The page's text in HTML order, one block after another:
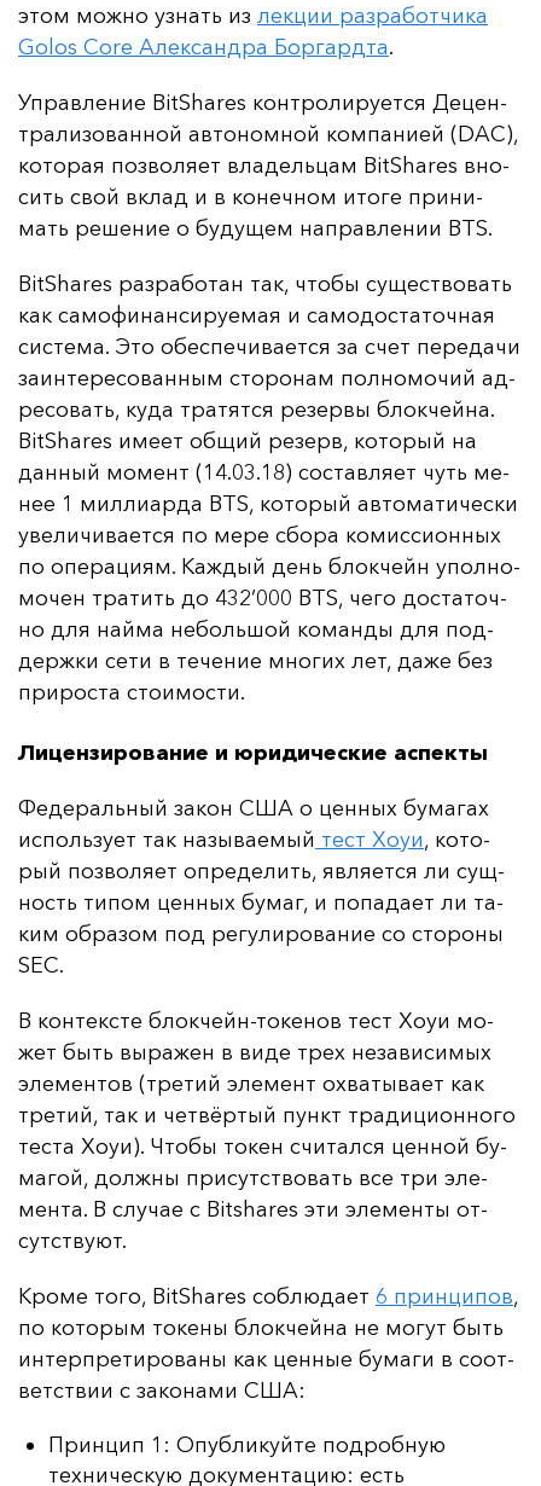
этом мож­но уз­нать из лек­ции раз­ра­бот­чи­ка
Golos Core Алек­сан­дра Бор­гар­дта.
Уп­рав­ле­ние BitShares кон­тро­ли­ру­ет­ся Де­цен­
тра­ли­зо­ван­ной ав­то­ном­ной ком­па­ни­ей (DAC),
ко­то­рая поз­во­ля­ет вла­дель­цам BitShares вно­
сить свой вклад и в ко­неч­ном ито­ге при­ни­
мать ре­ше­ние о бу­ду­щем нап­рав­ле­нии BTS.
BitShares раз­ра­бо­тан так, что­бы су­щес­тво­вать
как са­мо­фи­нан­си­ру­емая и са­мо­дос­та­точ­ная
сис­те­ма. Это обес­пе­чи­ва­ет­ся за счет пе­ре­да­чи
за­ин­те­ре­со­ван­ным сто­ро­нам пол­но­мо­чий ад­
ре­со­вать, ку­да тра­тят­ся ре­зер­вы блок­чей­на.
BitShares име­ет об­щий ре­зерв, ко­то­рый на
дан­ный мо­мент (14.03.18) сос­тав­ля­ет чуть ме­
нее 1 мил­ли­ар­да BTS, ко­то­рый ав­то­ма­ти­чес­ки
уве­ли­чи­ва­ет­ся по ме­ре сбо­ра ко­мис­си­он­ных
по опе­ра­ци­ям. Каж­дый день блок­чейн упол­но­
мо­чен тра­тить до 432’000 BTS, че­го дос­та­точ­
но для най­ма не­боль­шой ко­ман­ды для под­
дер­жки се­ти в те­че­ние мно­гих лет, да­же без
при­рос­та сто­имос­ти.
Лицензирование и юридические аспекты
Фе­де­раль­ный за­кон США о цен­ных бу­ма­гах
ис­поль­зу­ет так на­зы­ва­емый тест Хо­уи, ко­то­
рый поз­во­ля­ет оп­ре­де­лить, яв­ля­ет­ся ли сущ­
ность ти­пом цен­ных бу­маг, и по­па­да­ет ли та­
ким об­ра­зом под ре­гу­ли­ро­ва­ние со сто­ро­ны
SEC.
В кон­тек­сте блок­чейн-то­ке­нов тест Хо­уи мо­
жет быть вы­ра­жен в ви­де трех не­за­ви­си­мых
эле­мен­тов (тре­тий эле­мент ох­ва­ты­ва­ет как
тре­тий, так и чет­вёр­тый пункт тра­ди­ци­он­но­го
тес­та Хо­уи). Что­бы то­кен счи­тал­ся цен­ной бу­
ма­гой, дол­жны при­сутс­тво­вать все три эле­
мен­та. В слу­чае с Bitshares эти эле­мен­ты от­
сутс­тву­ют.
Кро­ме то­го, BitShares соб­лю­да­ет 6 прин­ци­пов,
по ко­то­рым то­ке­ны блок­чей­на не мо­гут быть
ин­тер­пре­ти­ро­ва­ны как цен­ные бу­ма­ги в со­от­
ветс­твии с за­ко­на­ми США:
Принцип 1: Опубликуйте подробную
техническую документацию: есть